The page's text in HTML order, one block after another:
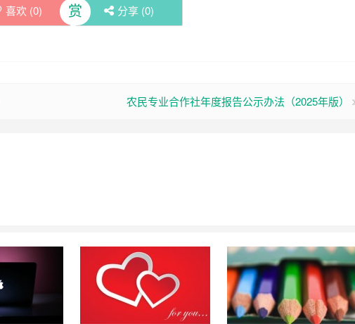
喜欢 (0) 赏 分享 (0)
农民专业合作社年度报告公示办法（2025年版）